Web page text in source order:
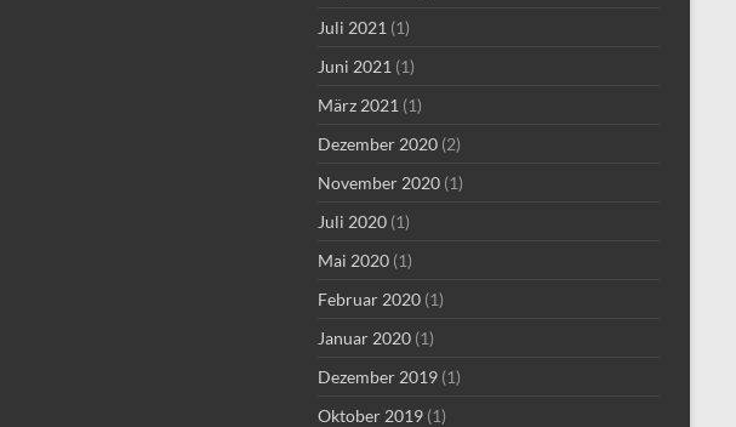
Juli 2021 (1)
Juni 2021 (1)
März 2021 (1)
Dezember 2020 (2)
November 2020 (1)
Juli 2020 (1)
Mai 2020 (1)
Februar 2020 (1)
Januar 2020 (1)
Dezember 2019 (1)
Oktober 2019 (1)